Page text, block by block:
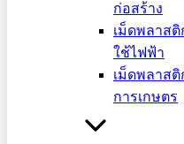
ก่อสร้าง
เม็ดพลาสติ
ใช้ไฟฟ้า
เม็ดพลาสติ
การเกษตร
โรงงานผู้ผลิตเครื่
ต้องเตรียมตัวอย่าง